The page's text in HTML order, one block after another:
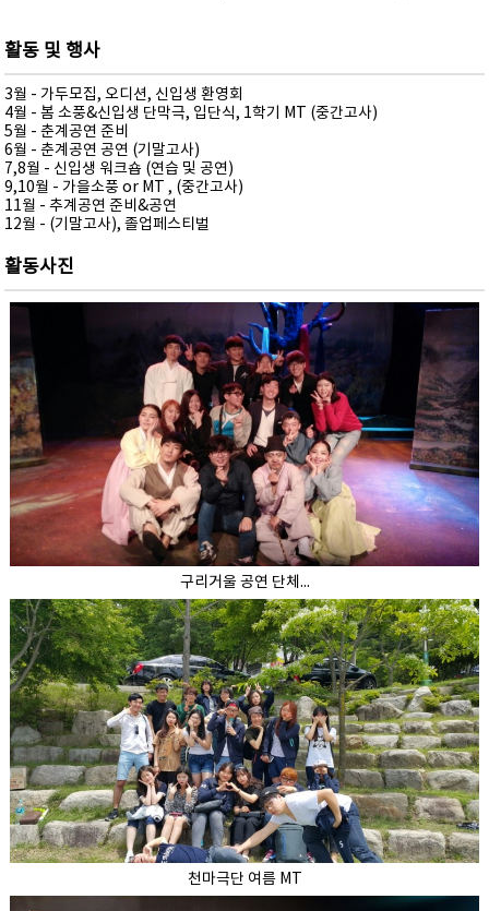
활동 및 행사
3월 - 가두모집, 오디션, 신입생 환영회
4월 - 봄 소풍&신입생 단막극, 입단식, 1학기 MT (중간고사)
5월 - 춘계공연 준비
6월 - 춘계공연 공연 (기말고사)
7,8월 - 신입생 워크숍 (연습 및 공연)
9,10월 - 가을소풍 or MT , (중간고사)
11월 - 추계공연 준비&공연
12월 - (기말고사), 졸업페스티벌
활동사진
구리거울 공연 단체...
천마극단 여름 MT